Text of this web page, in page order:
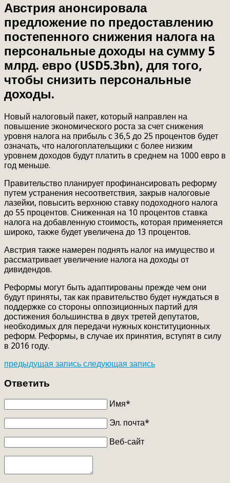
Австрия анонсировала
предложение по предоставлению
постепенного снижения налога на
персональные доходы на сумму 5
млрд. евро (USD5.3bn), для того,
чтобы снизить персональные
доходы.
Новый налоговый пакет, который направлен на
повышение экономического роста за счет снижения
уровня налога на прибыль с 36,5 до 25 процентов будет
означать, что налогоплательщики с более низким
уровнем доходов будут платить в среднем на 1000 евро в
год меньше.
Правительство планирует профинансировать реформу
путем устранения несоответствия, закрыв налоговые
лазейки, повысить верхнюю ставку подоходного налога
до 55 процентов. Сниженная на 10 процентов ставка
налога на добавленную стоимость, которая применяется
широко, также будет увеличена до 13 процентов.
Австрия также намерен поднять налог на имущество и
рассматривает увеличение налога на доходы от
дивидендов.
Реформы могут быть адаптированы прежде чем они
будут приняты, так как правительство будет нуждаться в
поддержке со стороны оппозиционных партий для
достижения большинства в двух третей депутатов,
необходимых для передачи нужных конституционных
реформ. Реформы, в случае их принятия, вступят в силу
в 2016 году.
предыдущая запись следующая запись
Ответить
Имя*
Эл. почта*
Веб-сайт